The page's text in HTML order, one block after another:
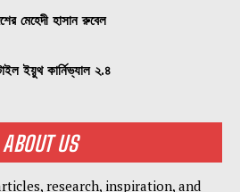
মেহেদী হাসান রুবেল
ইয়ুথ কার্নিভ্যাল ২.৪
ABOUT US
research, inspiration, and